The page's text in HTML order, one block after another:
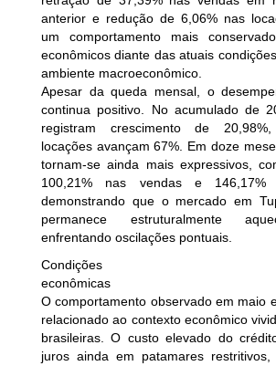
anterior e redução de 6,06% nas
um comportamento mais
econômicos diante das atuais
ambiente macroeconômico.
Apesar da queda mensal, o
continua positivo. No acumulado de
registram crescimento de
locações avançam 67%. Em doze
tornam-se ainda mais expressivos,
100,21% nas vendas e 146,17%
demonstrando que o mercado em
permanece estruturalmente
enfrentando oscilações pontuais.
Condições
econômicas
O comportamento observado em maio
relacionado ao contexto econômico
brasileiras. O custo elevado do
juros ainda em patamares